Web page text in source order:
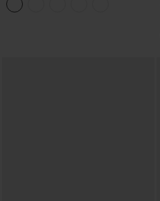
et effet rehausseur de fesses